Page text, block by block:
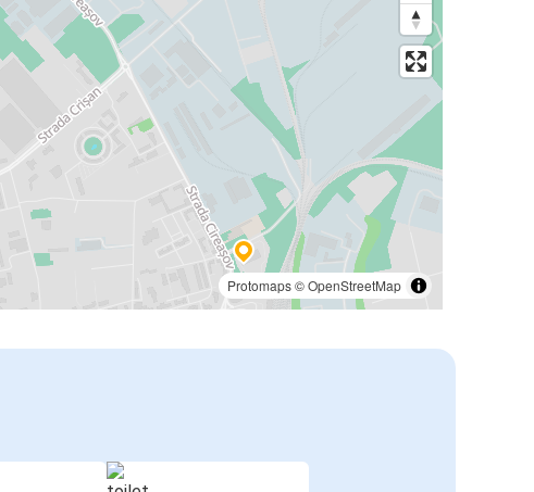
Protomaps©OpenStreetMap